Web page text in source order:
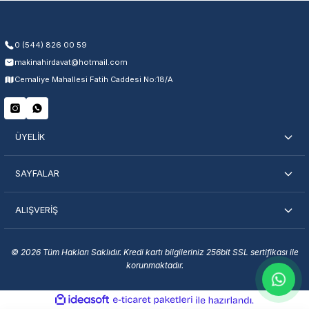
Servisi Nasıl Bulurum?
0 (544) 826 00 59
makinahirdavat@hotmail.com
Cemaliye Mahallesi Fatih Caddesi No:18/A
ÜYELİK
SAYFALAR
ALIŞVERİŞ
© 2026 Tüm Hakları Saklıdır. Kredi kartı bilgileriniz 256bit SSL sertifikası ile
korunmaktadır.
ideasoft
e-